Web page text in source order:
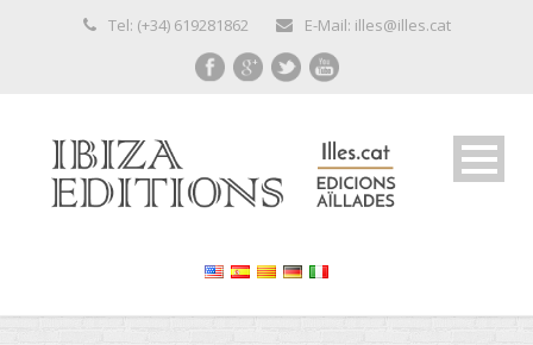
Tel: (+34) 619281862 E-Mail: illes@illes.cat